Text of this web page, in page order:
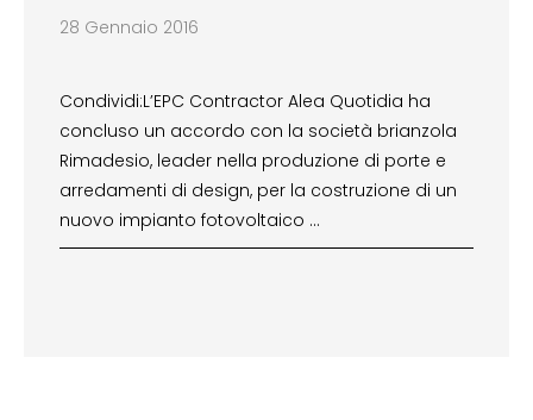
28 Gennaio 2016
Condividi:L’EPC Contractor Alea Quotidia ha
concluso un accordo con la società brianzola
Rimadesio, leader nella produzione di porte e
arredamenti di design, per la costruzione di un
nuovo impianto fotovoltaico …